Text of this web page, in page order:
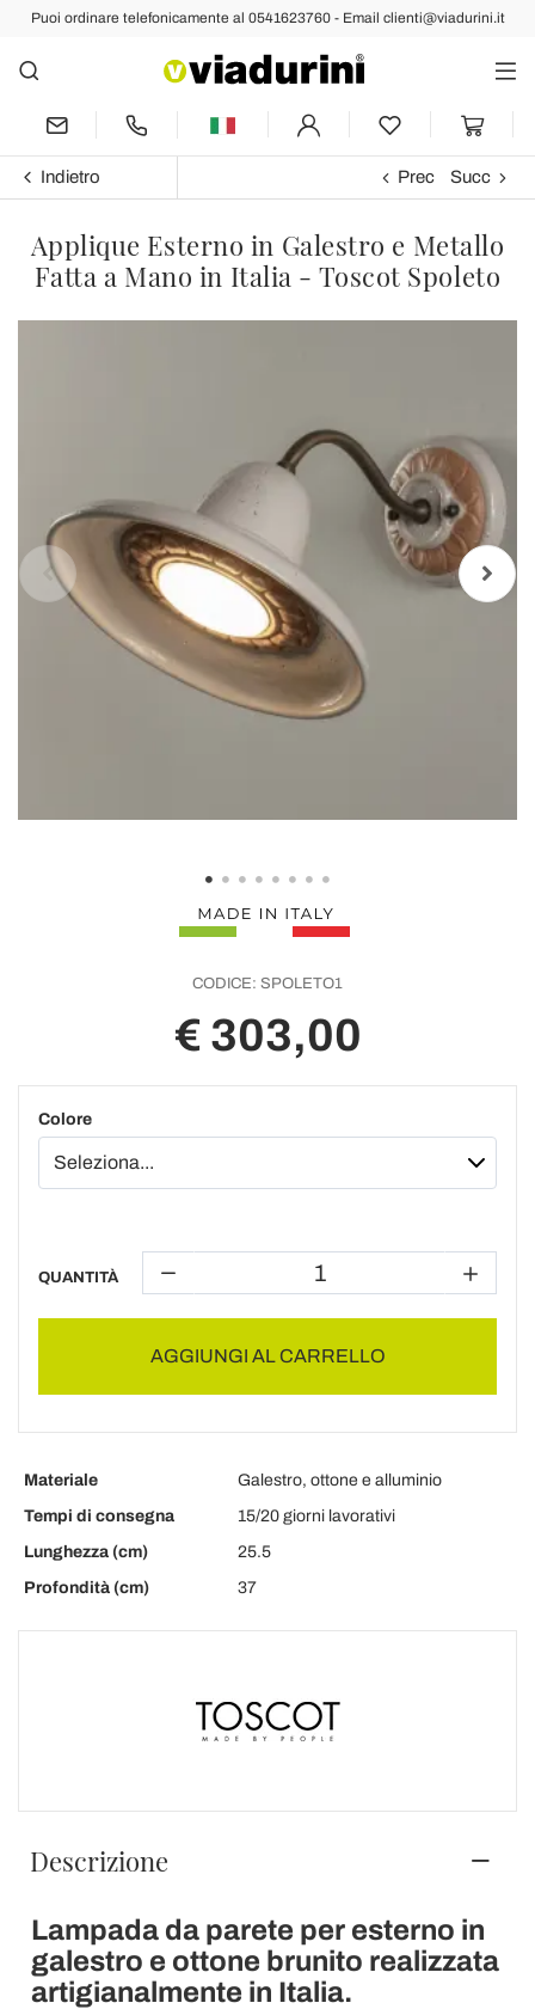
Puoi ordinare telefonicamente al 0541623760 - Email clienti@viadurini.it
Indietro Prec Succ
Applique Esterno in Galestro e Metallo
Fatta a Mano in Italia - Toscot Spoleto
CODICE: SPOLETO1
€ 303,00
Colore
QUANTITÀ
AGGIUNGI AL CARRELLO
Materiale
Galestro, ottone e alluminio
Tempi di consegna
15/20 giorni lavorativi
Lunghezza (cm)
25.5
Profondità (cm)
37
Descrizione
Lampada da parete per esterno in
galestro e ottone brunito realizzata
artigianalmente in Italia.